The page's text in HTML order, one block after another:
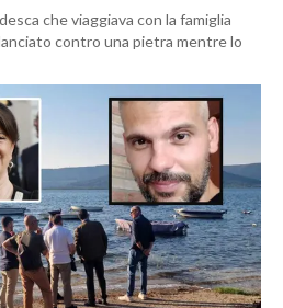
che viaggiava con la famiglia
contro una pietra mentre lo